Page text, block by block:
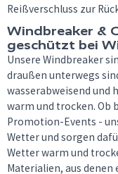
Reißverschluss zur
Windbreaker &
geschützt bei
Unsere Windbreaker
draußen unterwegs
wasserabweisend und
warm und trocken. Ob
Promotion-Events -
Wetter und sorgen
Wetter warm und
Materialien, aus